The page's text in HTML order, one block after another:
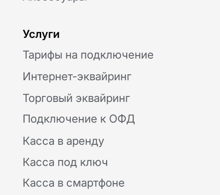
Контакты
Поставка, техническое обслуживание
кассового оборудования,
консультационное обслуживание по
кассовым аппаратам Модулькасса
осуществляет Общество с ограниченной
ответственностью «АВАНПОСТ», ОГРН:
1155476129753, ИНН/КПП:
5403011237/771501001. Мы используем